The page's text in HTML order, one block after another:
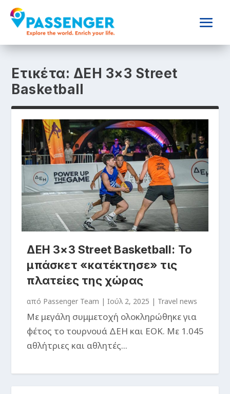
Ετικέτα: ΔΕΗ 3×3 Street
Basketball
ΔΕΗ 3×3 Street Basketball: Το
μπάσκετ «κατέκτησε» τις
πλατείες της χώρας
από Passenger Team |Ιούλ 2, 2025 | Travel news
Με μεγάλη συμμετοχή ολοκληρώθηκε για
φέτος το τουρνουά ΔΕΗ και ΕΟΚ. Με 1.045
αθλήτριες και αθλητές...